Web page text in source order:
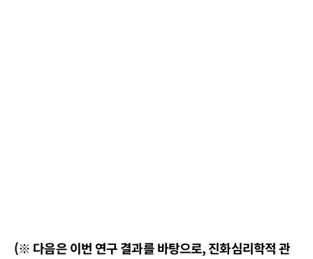
(※ 다음은 이번 연구 결과를 바탕으로, 진화심리학적 관